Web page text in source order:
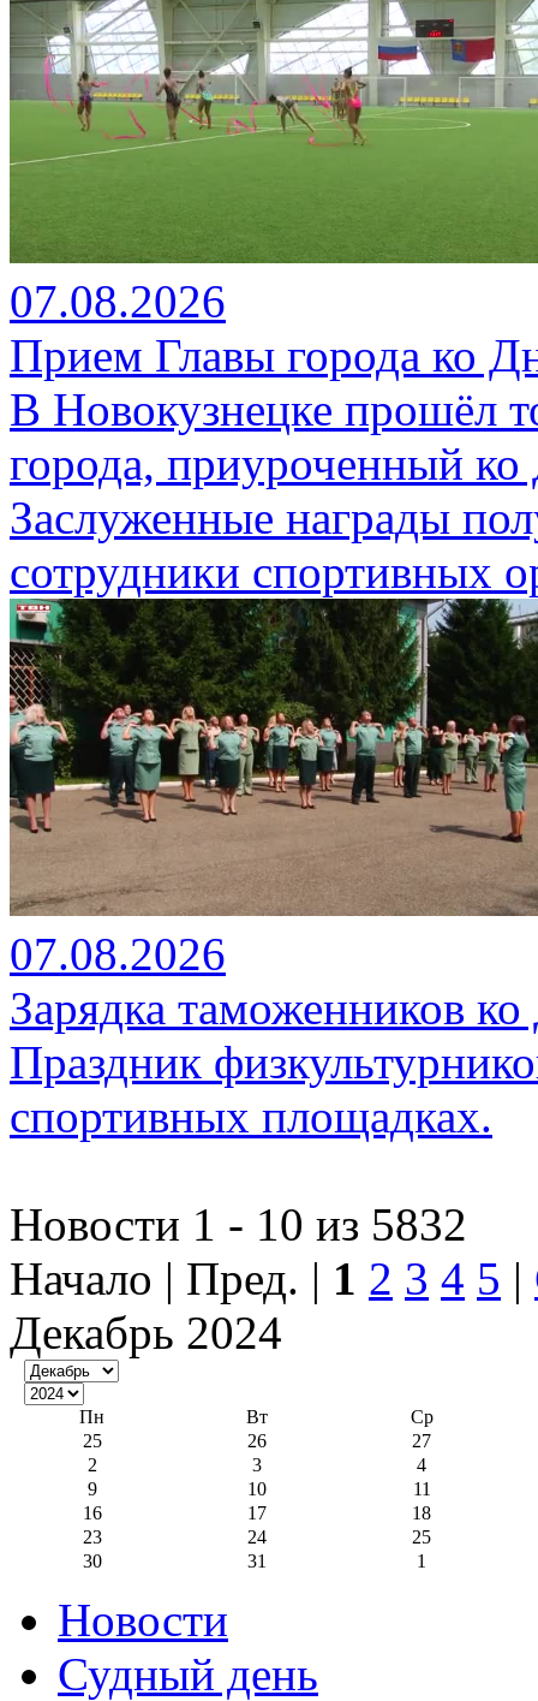
07.08.2026
Прием Главы города ко
В Новокузнецке прошёл
города, приуроченный
Заслуженные награды
сотрудники спортивных
07.08.2026
Зарядка таможенников
Праздник
спортивных площадках.
Новости 1 - 10 из 5832
Начало | Пред. | 1 2 3 4 5 |
Декабрь 2024
Пн Вт
Ср
25
26
27
2
3
4
9
10
11
16
17
18
23
24
25
30
31 1
Новости
Судный день